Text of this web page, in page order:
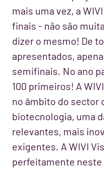
mais uma vez, a
finais - não são
dizer o mesmo! De
apresentados,
semifinais. No ano
100 primeiros! A
no âmbito do sector
biotecnologia, uma
relevantes, mais
exigentes. A WIVI
perfeitamente